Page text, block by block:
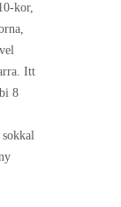
kor,
Itt
8